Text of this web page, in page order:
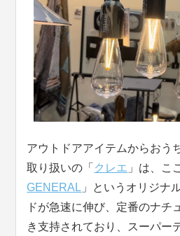
アウトドアアイテムからおう
取り扱いの「 クレエ 」は、こ
GENERAL 」というオリジナ
ドが急速に伸び、定番のナチ
き支持されており、スーパー